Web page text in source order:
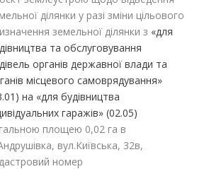
ділянки у разі зміни цільового
земельної ділянки з «для
та обслуговування
органів державної влади та
місцевого самоврядування»
на «для будівництва
гаражів» (02.05)
площею 0,02 га в
вул.Київська, 32в,
номер